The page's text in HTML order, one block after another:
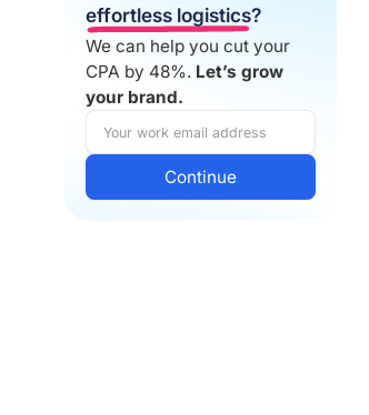
effortless logistics?
We can help you cut your
CPA by 48%. Let’s grow
your brand.